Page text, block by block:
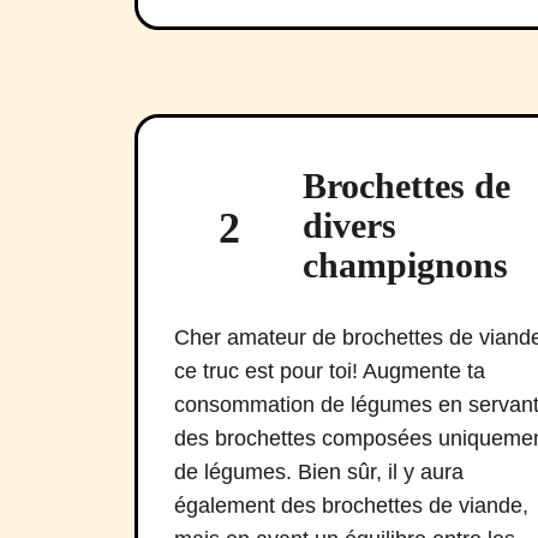
2
Brochettes de
divers
champignons
Cher amateur de brochettes de
ce truc est pour toi! Augmente ta
consommation de légumes en servant
des brochettes composées
de légumes. Bien sûr, il y aura
également des brochettes de viande,